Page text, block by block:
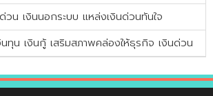
วน เงินนอกระบบ แหล่งเงินด่วนทันใจ
ทุน เงินกู้ เสริมสภาพคล่องให้ธุรกิจ เงินด่วน